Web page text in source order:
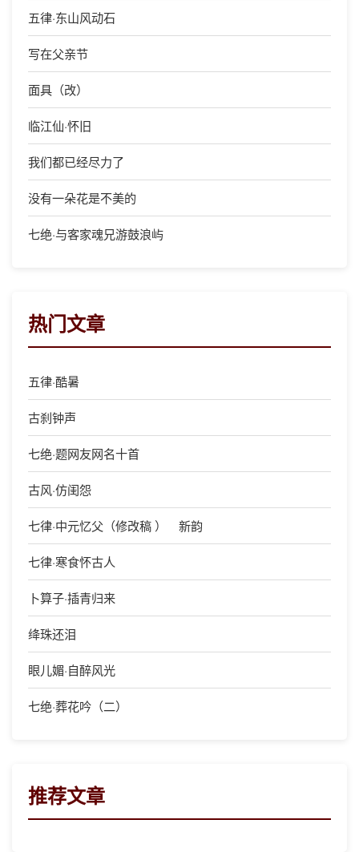
五律·东山风动石
写在父亲节
面具（改）
临江仙·怀旧
我们都已经尽力了
没有一朵花是不美的
七绝·与客家魂兄游鼓浪屿
热门文章
五律·酷暑
古刹钟声
七绝·题网友网名十首
古风·仿闺怨
七律·中元忆父（修改稿 ） 新韵
七律·寒食怀古人
卜算子·插青归来
绛珠还泪
眼儿媚·自醉风光
七绝·葬花吟（二）
推荐文章